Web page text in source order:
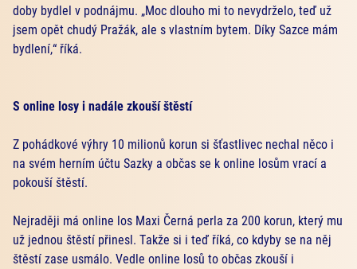
doby bydlel v podnájmu. „Moc dlouho mi to nevydrželo, teď už
jsem opět chudý Pražák, ale s vlastním bytem. Díky Sazce mám
bydlení,“ říká.
S online losy i nadále zkouší štěstí
Z pohádkové výhry 10 milionů korun si šťastlivec nechal něco i
na svém herním účtu Sazky a občas se k online losům vrací a
pokouší štěstí.
Nejraději má online los Maxi Černá perla za 200 korun, který mu
už jednou štěstí přinesl. Takže si i teď říká, co kdyby se na něj
štěstí zase usmálo. Vedle online losů to občas zkouší i